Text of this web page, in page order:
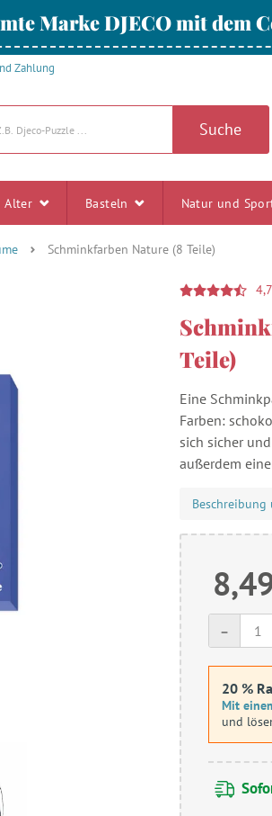
Marke DJECO mit dem
Zahlung
Suche
Alter Basteln Natur und
Schminkfarben Nature (8 Teile)
4,7
Teile)
Eine
Farben:
sich sicher
außerdem
Beschreibung
-
20 %
Mit
und